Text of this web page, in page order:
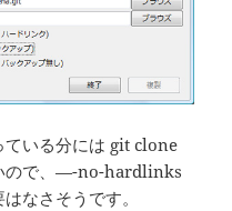
ている分には git clone
ので、—-no-hardlinks
なさそうです。